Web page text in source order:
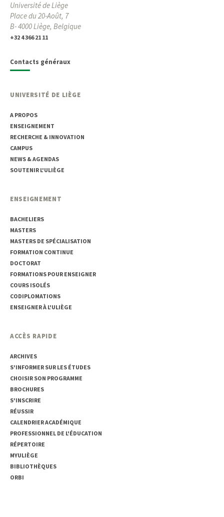
Université de Liège
Place du 20-Août, 7
B- 4000 Liège, Belgique
+32 4 366 21 11
Contacts généraux
UNIVERSITÉ DE LIÈGE
A PROPOS
ENSEIGNEMENT
RECHERCHE & INNOVATION
CAMPUS
NEWS & AGENDAS
SOUTENIR L'ULIÈGE
ENSEIGNEMENT
BACHELIERS
MASTERS
MASTERS DE SPÉCIALISATION
FORMATION CONTINUE
DOCTORAT
FORMATIONS POUR ENSEIGNER
COURS ISOLÉS
CODIPLOMATIONS
ENSEIGNER À L'ULIÈGE
ACCÈS RAPIDE
ARCHIVES
S'INFORMER SUR LES ÉTUDES
CHOISIR SON PROGRAMME
BROCHURES
S'INSCRIRE
RÉUSSIR
CALENDRIER ACADÉMIQUE
PROFESSIONNEL DE L'ÉDUCATION
RÉPERTOIRE
MYULIÈGE
BIBLIOTHÈQUES
ORBI